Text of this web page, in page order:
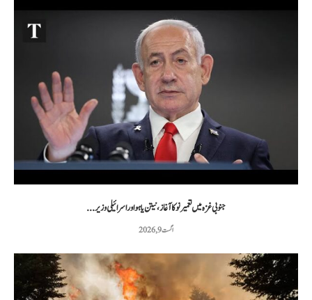
جنوبی غزہ میں تعمیر نو کا آغاز، نیتن یاہو اور اسرائیلی وزیر...
اگست 9, 2026